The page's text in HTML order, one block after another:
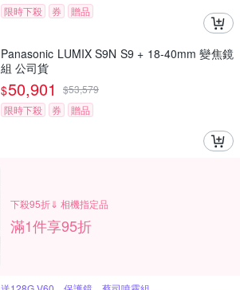
限時下殺 券 贈品
Panasonic LUMIX S9N S9 + 18-40mm 變焦鏡
組 公司貨
$50,901 $53,579
限時下殺
券 贈品
下殺95折⇓ 相機指定品
滿1件享95折